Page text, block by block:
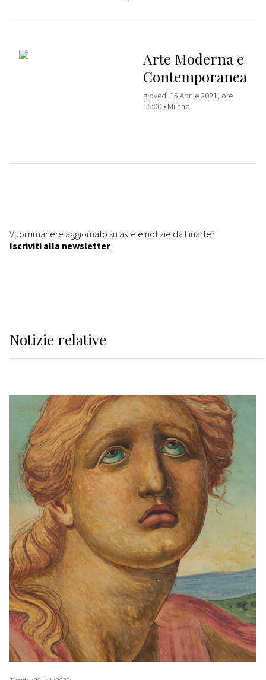
Arte Moderna e
Contemporanea
giovedì 15 Aprile 2021, ore
16:00 • Milano
Vuoi rimanere aggiornato su aste e notizie da Finarte?
Iscriviti alla newsletter
Notizie relative